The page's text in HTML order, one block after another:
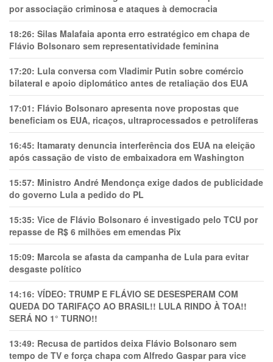
por associação criminosa e ataques à democracia
18:26: Silas Malafaia aponta erro estratégico em chapa de
Flávio Bolsonaro sem representatividade feminina
17:20: Lula conversa com Vladimir Putin sobre comércio
bilateral e apoio diplomático antes de retaliação dos EUA
17:01: Flávio Bolsonaro apresenta nove propostas que
beneficiam os EUA, ricaços, ultraprocessados e petrolíferas
16:45: Itamaraty denuncia interferência dos EUA na eleição
após cassação de visto de embaixadora em Washington
15:57: Ministro André Mendonça exige dados de publicidade
do governo Lula a pedido do PL
15:35: Vice de Flávio Bolsonaro é investigado pelo TCU por
repasse de R$ 6 milhões em emendas Pix
15:09: Marcola se afasta da campanha de Lula para evitar
desgaste político
14:16: VÍDEO: TRUMP E FLÁVIO SE DESESPERAM COM
QUEDA DO TARIFAÇO AO BRASIL!! LULA RINDO À TOA!!
SERÁ NO 1° TURNO!!
13:49: Recusa de partidos deixa Flávio Bolsonaro sem
tempo de TV e força chapa com Alfredo Gaspar para vice